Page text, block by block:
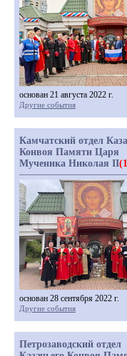
основан 21 августа 2022 г.
Другие события
Камчатский отдел
Конвоя Памяти Царя
Мученика Николая II
основан 28 сентября 2022 г.
Другие события
Петрозаводский отдел